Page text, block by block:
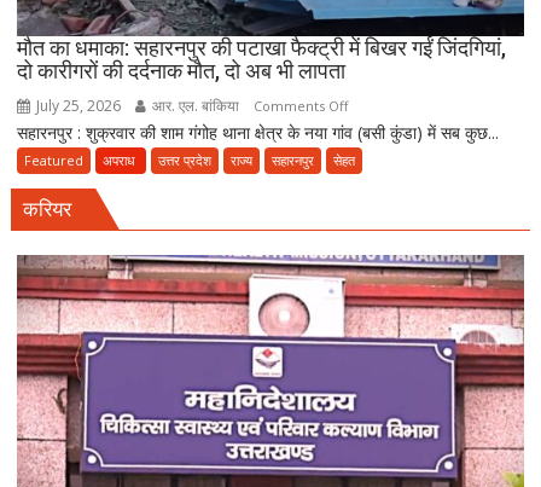
पर
FIR
मौत का धमाका: सहारनपुर की पटाखा फैक्ट्री में बिखर गईं जिंदगियां,
दो कारीगरों की दर्दनाक मौत, दो अब भी लापता
July 25, 2026 आर. एल. बांकिया Comments Offon
मौत
का
की
पटाखा
फैक्ट्री
में
बिखर
जिंदगियां,
दो
की
सहारनपुर : शुक्रवार की शाम गंगोह थाना क्षेत्र के नया गांव (बसी कुंडा) में सब कुछ...
Featured अपराध उत्तर प्रदेश राज्य सहारनपुर सेहत
करियर